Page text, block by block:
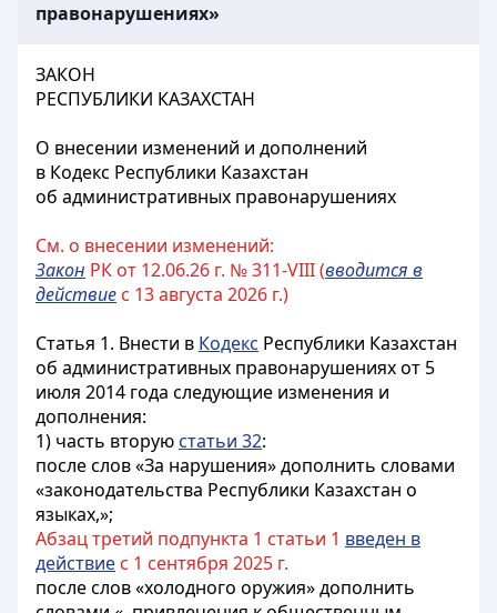
правонарушениях»
ЗАКОН
РЕСПУБЛИКИ КАЗАХСТАН
О внесении изменений и дополнений
в Кодекс Республики Казахстан
об административных правонарушениях
См. о внесении изменений:
Закон РК от 12.06.26 г. № 311-VIII (вводится в
действие с 13 августа 2026 г.)
Статья 1. Внести в Кодекс Республики Казахстан
об административных правонарушениях от 5
июля 2014 года следующие изменения и
дополнения:
1) часть вторую статьи 32:
после слов «За нарушения» дополнить словами
«законодательства Республики Казахстан о
языках,»;
Абзац третий подпункта 1 статьи 1 введен в
действие с 1 сентября 2025 г.
после слов «холодного оружия» дополнить